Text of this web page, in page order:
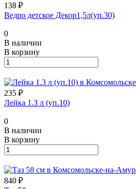
138 ₽
Ведро детское Декор1,5л(уп.30)
0
В наличии
В корзину
235 ₽
Лейка 1.3 л (уп.10)
0
В наличии
В корзину
840 ₽